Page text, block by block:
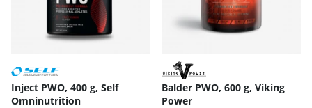
Inject PWO, 400 g, Self
Omninutrition
Balder PWO, 600 g, Viking
Power